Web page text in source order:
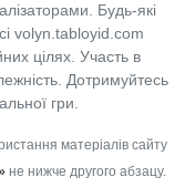
Будь-які
volyn.tabloyid.com
цілях. Участь в
Дотримуйтесь
гри.
матеріалів сайту
не нижче другого абзацу.